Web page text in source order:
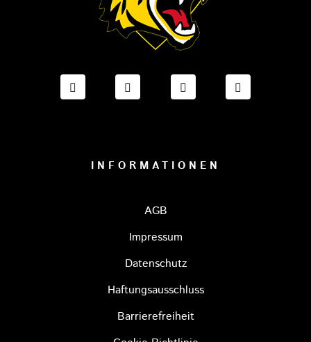
FACEBOOK ONESTO TIGERS BAYREUTH
INSTAGRAM ONESTO TIGERS
TIKTOK ONESTO
INFORMATIONEN
AGB
Impressum
Datenschutz
Haftungsausschluss
Barrierefreiheit